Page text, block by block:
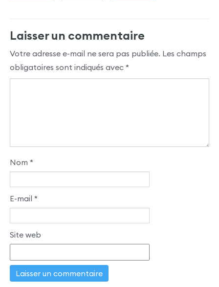
Laisser un commentaire
Votre adresse e-mail ne sera pas publiée. Les champs
obligatoires sont indiqués avec *
Nom *
E-mail *
Site web